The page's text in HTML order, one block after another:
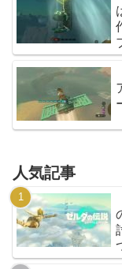
人気記事